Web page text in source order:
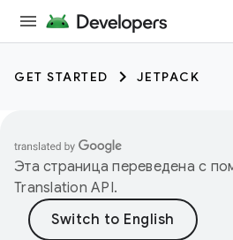
GET STARTED JETPACK
Эта страница переведена с
Translation API.